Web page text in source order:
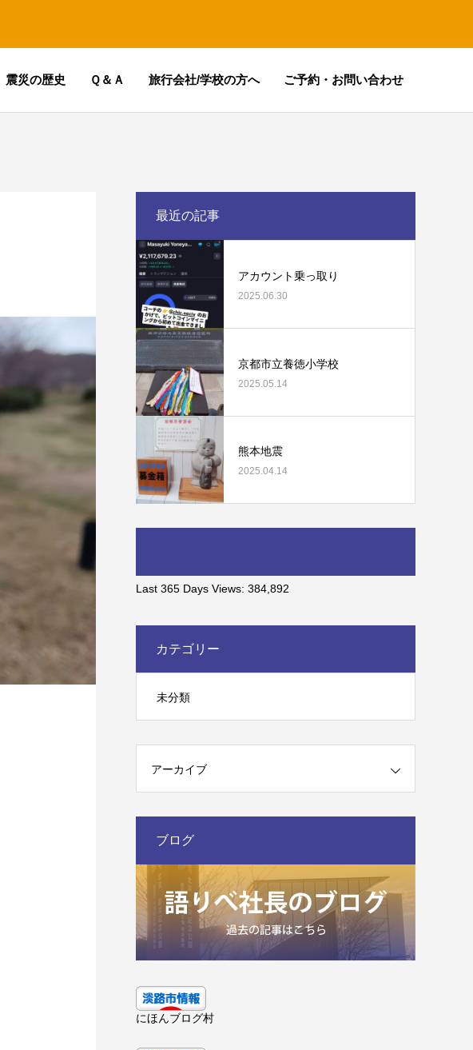
震災の歴史 Ｑ＆Ａ 旅行会社/学校の方へ ご予約・お問い合わせ
最近の記事
アカウント乗っ取り
2025.06.30
京都市立養徳小学校
2025.05.14
熊本地震
2025.04.14
Last 365 Days Views: 384,892
カテゴリー
未分類
アーカイブ
ブログ
にほんブログ村